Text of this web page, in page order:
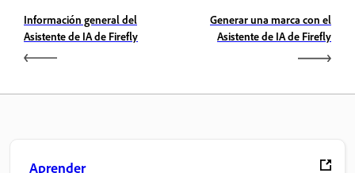
Información general del
Asistente de IA de Firefly
Generar una marca con el
Asistente de IA de Firefly
Aprender